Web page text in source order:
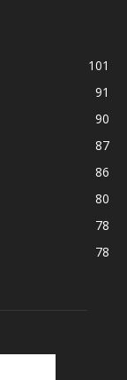
101
91
90
87
86
80
78
78